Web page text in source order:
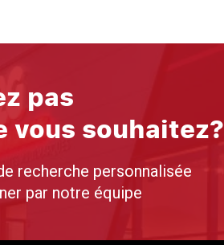
pas
vous souhaitez?
recherche personnalisée
par notre équipe